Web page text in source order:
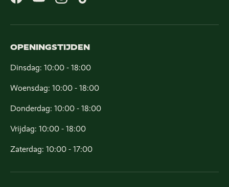
Facebook
YouTubeInstagram
TikTok
OPENINGSTIJDEN
Dinsdag: 10:00 - 18:00
Woensdag: 10:00 - 18:00
Donderdag: 10:00 - 18:00
Vrijdag: 10:00 - 18:00
Zaterdag: 10:00 - 17:00